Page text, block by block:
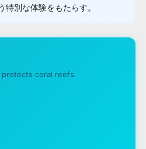
特別な体験をもたらす。
protects coral reefs.